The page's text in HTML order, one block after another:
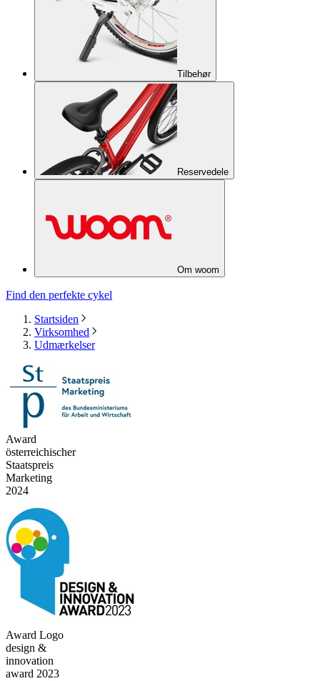
Tilbehør
Reservedele
Om woom
Find den perfekte cykel
Startsiden
Virksomhed
Udmærkelser
Award
österreichischer
Staatspreis
Marketing
2024
Award Logo
design &
innovation
award 2023